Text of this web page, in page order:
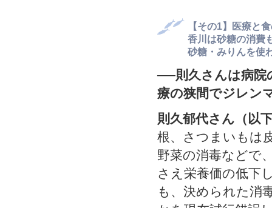
【その1】医療と
香川は砂糖の消費
砂糖・みりんを使
──則久さんは病院
療の狭間でジレン
則久郁代さん（以
根、さつまいもは
野菜の消毒などで
さえ栄養価の低下
も、決められた消